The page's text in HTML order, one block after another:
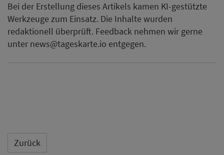
Bei der Erstellung dieses Artikels kamen KI-gestützte
Werkzeuge zum Einsatz. Die Inhalte wurden
redaktionell überprüft. Feedback nehmen wir gerne
unter news@tageskarte.io entgegen.
Zurück